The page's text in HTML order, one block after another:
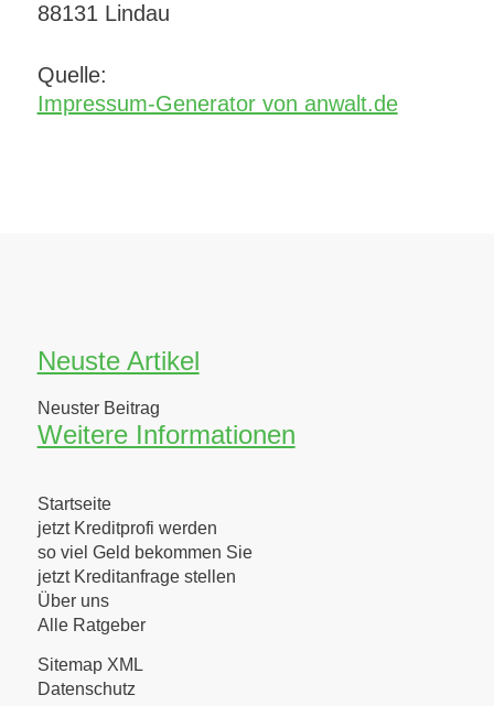
88131 Lindau
Quelle:
Impressum-Generator von anwalt.de
Neuste Artikel
Neuster Beitrag
Weitere Informationen
Startseite
jetzt Kreditprofi werden
so viel Geld bekommen Sie
jetzt Kreditanfrage stellen
Über uns
Alle Ratgeber
Sitemap XML
Datenschutz